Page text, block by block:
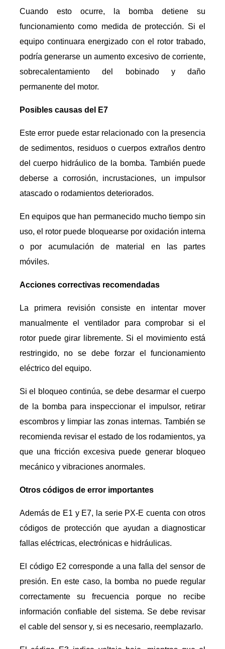
Cuando esto ocurre, la bomba detiene su
funcionamiento como medida de protección. Si el
equipo continuara energizado con el rotor trabado,
podría generarse un aumento excesivo de corriente,
sobrecalentamiento del bobinado y daño
permanente del motor.
Posibles causas del E7
Este error puede estar relacionado con la presencia
de sedimentos, residuos o cuerpos extraños dentro
del cuerpo hidráulico de la bomba. También puede
deberse a corrosión, incrustaciones, un impulsor
atascado o rodamientos deteriorados.
En equipos que han permanecido mucho tiempo sin
uso, el rotor puede bloquearse por oxidación interna
o por acumulación de material en las partes
móviles.
Acciones correctivas recomendadas
La primera revisión consiste en intentar mover
manualmente el ventilador para comprobar si el
rotor puede girar libremente. Si el movimiento está
restringido, no se debe forzar el funcionamiento
eléctrico del equipo.
Si el bloqueo continúa, se debe desarmar el cuerpo
de la bomba para inspeccionar el impulsor, retirar
escombros y limpiar las zonas internas. También se
recomienda revisar el estado de los rodamientos, ya
que una fricción excesiva puede generar bloqueo
mecánico y vibraciones anormales.
Otros códigos de error importantes
Además de E1 y E7, la serie PX-E cuenta con otros
códigos de protección que ayudan a diagnosticar
fallas eléctricas, electrónicas e hidráulicas.
El código E2 corresponde a una falla del sensor de
presión. En este caso, la bomba no puede regular
correctamente su frecuencia porque no recibe
información confiable del sistema. Se debe revisar
el cable del sensor y, si es necesario, reemplazarlo.